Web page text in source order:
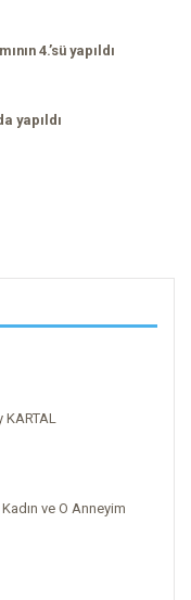
4.’sü yapıldı
yapıldı
KARTAL
ve O Anneyim